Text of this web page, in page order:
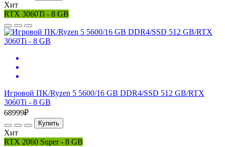
Хит
RTX 3060Ti - 8 GB
Игровой ПK/Ryzen 5 5600/16 GB DDR4/SSD 512 GB/RTX
3060Ti - 8 GB
68999₽
Купить
Хит
RTX 2060 Super - 8 GB